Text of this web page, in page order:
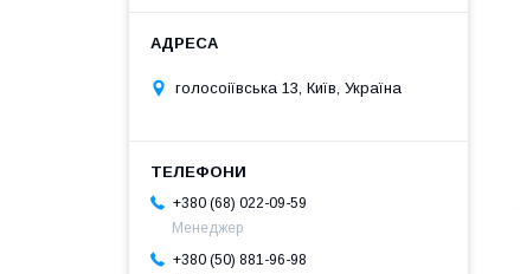
голосоіївська 13, Київ, Україна
+380 (68) 022-09-59
Менеджер
+380 (50) 881-96-98